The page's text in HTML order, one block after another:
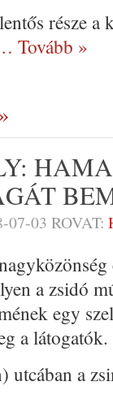
része a
Tovább »
07-03 ROVAT:
a zsidó
egy
a
a